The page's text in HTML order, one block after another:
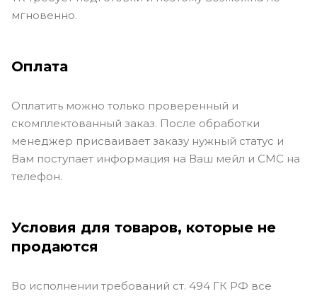
мгновенно.
Оплата
Оплатить можно только проверенный и
скомплектованный заказ. После обработки
менеджер присваивает заказу нужный статус и
Вам поступает информация на Ваш мейл и СМС на
телефон.
Условия для товаров, которые не
продаются
Во исполнении требований ст. 494 ГК РФ все